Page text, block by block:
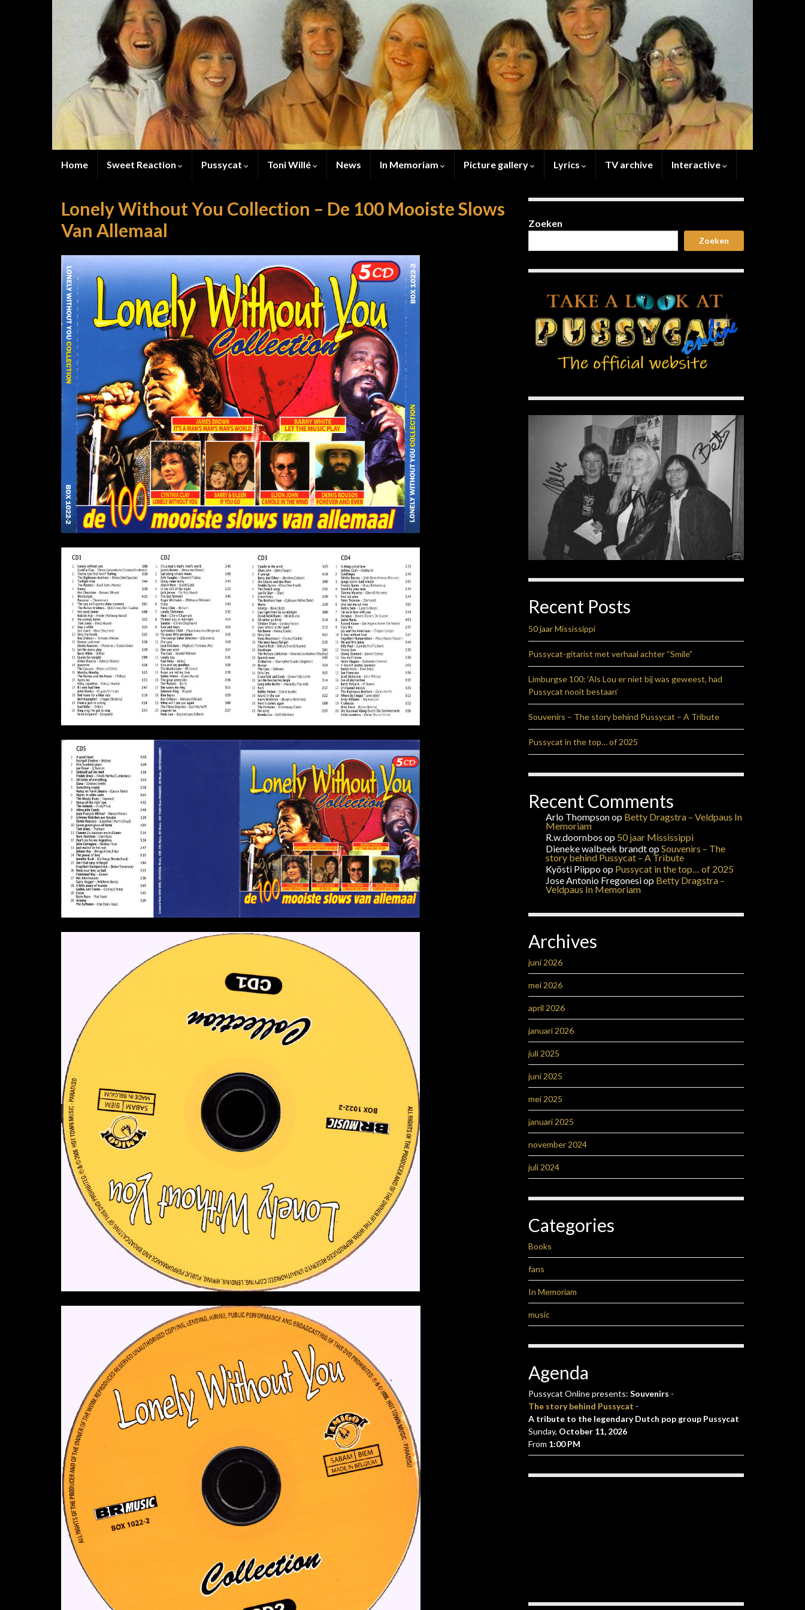
Home Sweet Reaction Pussycat Toni Willé News In Memoriam Picture gallery Lyrics TV archive Interactive
Lonely Without You Collection – De 100 Mooiste Slows
Van Allemaal
Zoeken
Zoeken
Recent Posts
50 jaar Mississippi
Pussycat-gitarist met verhaal achter “Smile”
Limburgse 100: ‘Als Lou er niet bij was geweest, had
Pussycat nooit bestaan’
Souvenirs – The story behind Pussycat – A Tribute
Pussycat in the top… of 2025
Recent Comments
Arlo Thompsonop Betty Dragstra – Veldpaus In
Memoriam
R.w.doornbos op 50 jaar Mississippi
Dieneke walbeek brandtopSouvenirs – The
story behind Pussycat – A Tribute
Kyösti Piippoop Pussycat in the top… of 2025
Jose Antonio Fregonesiop Betty Dragstra –
Veldpaus In Memoriam
Archives
juni 2026
mei 2026
april 2026
januari 2026
juli 2025
juni 2025
mei 2025
januari 2025
november 2024
juli 2024
Categories
Books
fans
In Memoriam
music
Agenda
Pussycat Online presents: Souvenirs -
The story behind Pussycat -
A tribute to the legendary Dutch pop group Pussycat
Sunday, October 11, 2026
From 1:00 PM